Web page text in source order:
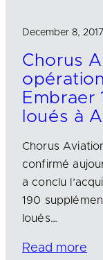
December 8, 2017
Chorus
Embraer
loués à
Chorus
confirmé
a conclu
190
loués…
Read more